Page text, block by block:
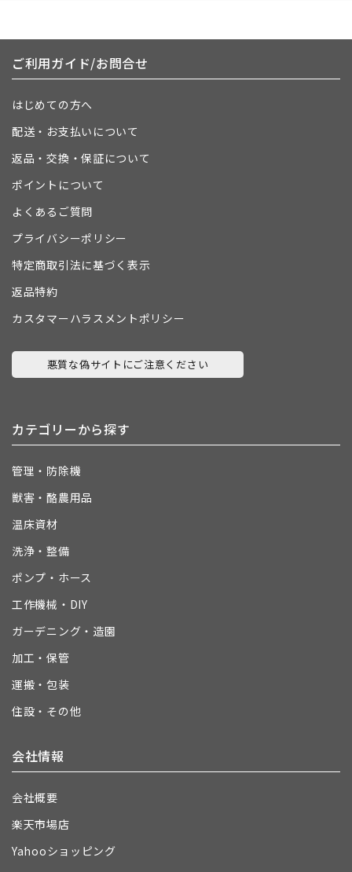
ご利用ガイド/お問合せ
はじめての方へ
配送・お支払いについて
返品・交換・保証について
ポイントについて
よくあるご質問
プライバシーポリシー
特定商取引法に基づく表示
返品特約
カスタマーハラスメントポリシー
悪質な偽サイトにご注意ください
カテゴリーから探す
管理・防除機
獣害・酪農用品
温床資材
洗浄・整備
ポンプ・ホース
工作機械・DIY
ガーデニング・造園
加工・保管
運搬・包装
住設・その他
会社情報
会社概要
楽天市場店
Yahooショッピング